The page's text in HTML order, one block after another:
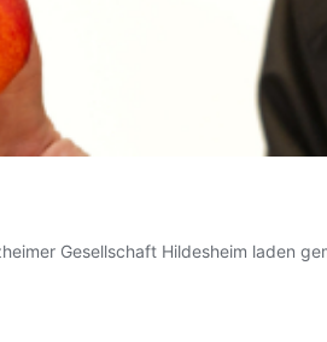
Gesellschaft Hildesheim laden